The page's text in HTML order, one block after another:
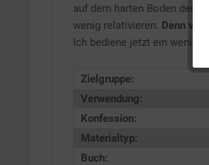
auf dem harten Boden der
wenig relativieren. Denn
Ich bediene jetzt ein wenig
Zielgruppe:
Verwendung:
Konfession:
Materialtyp:
Buch: